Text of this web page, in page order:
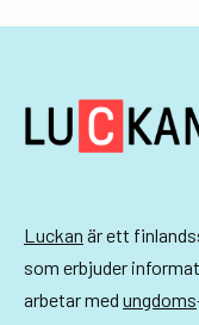
a
g
-
a
v
Luckan är ett
som erbjuder
arbetar med ungdoms